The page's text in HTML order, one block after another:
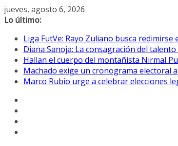
Saltar
al
jueves, agosto 6, 2026
Lo último:
Liga FutVe: Rayo Zuliano busca redimirse
Diana Sanoja: La consagración del
Hallan el cuerpo del montañista Nirmal
Machado exige un cronograma electoral
Marco Rubio urge a celebrar elecciones